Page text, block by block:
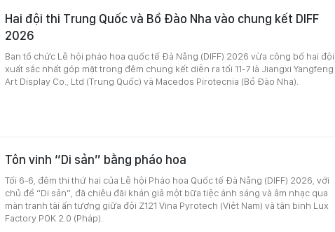
Hai đội thi Trung Quốc và Bồ Đào Nha vào chung kết DIFF
2026
Ban tổ chức Lễ hội pháo hoa quốc tế Đà Nẵng (DIFF) 2026 vừa công bố hai đội
xuất sắc nhất góp mặt trong đêm chung kết diễn ra tối 11-7 là Jiangxi Yangfeng
Art Display Co., Ltd (Trung Quốc) và Macedos Pirotecnia (Bồ Đào Nha).
Tôn vinh “Di sản” bằng pháo hoa
Tối 6-6, đêm thi thứ hai của Lễ hội Pháo hoa Quốc tế Đà Nẵng (DIFF) 2026, với
chủ đề “Di sản”, đã chiêu đãi khán giả một bữa tiệc ánh sáng và âm nhạc qua
màn tranh tài ấn tượng giữa đội Z121 Vina Pyrotech (Việt Nam) và tân binh Lux
Factory POK 2.0 (Pháp).